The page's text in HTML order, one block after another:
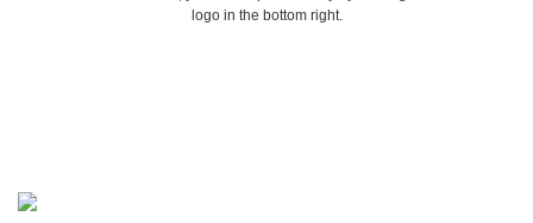
logo in the bottom right.